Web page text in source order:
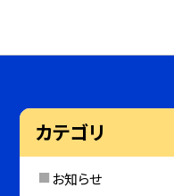
カテゴリ
お知らせ